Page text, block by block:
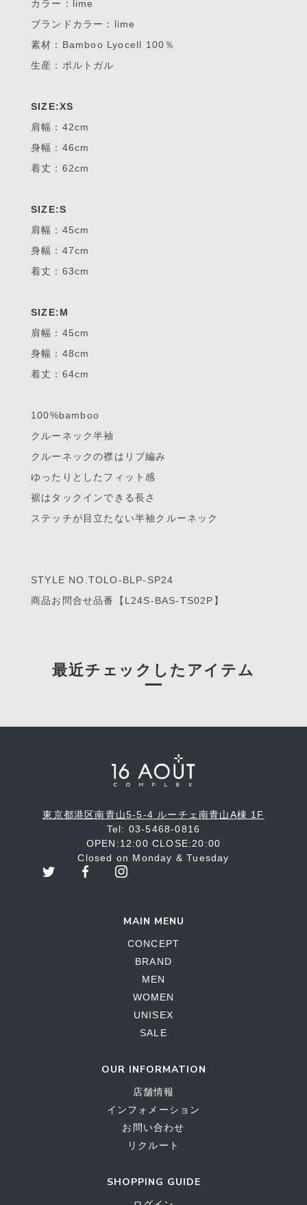
カラー：lime
ブランドカラー：lime
素材：Bamboo Lyocell 100％
生産：ポルトガル
SIZE:XS
肩幅：42cm
身幅：46cm
着丈：62cm
SIZE:S
肩幅：45cm
身幅：47cm
着丈：63cm
SIZE:M
肩幅：45cm
身幅：48cm
着丈：64cm
100%bamboo
クルーネック半袖
クルーネックの襟はリブ編み
ゆったりとしたフィット感
裾はタックインできる長さ
ステッチが目立たない半袖クルーネック
STYLE NO.TOLO-BLP-SP24
商品お問合せ品番【L24S-BAS-TS02P】
最近チェックしたアイテム
東京都港区南青山5-5-4 ルーチェ南青山A棟 1F
Tel: 03-5468-0816
OPEN:12:00 CLOSE:20:00
Closed on Monday & Tuesday
MAIN MENU
CONCEPT
BRAND
MEN
WOMEN
UNISEX
SALE
OUR INFORMATION
店舗情報
インフォメーション
お問い合わせ
リクルート
SHOPPING GUIDE